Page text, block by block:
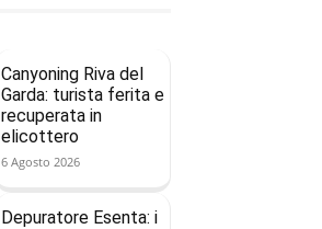
Canyoning Riva del
Garda: turista ferita e
recuperata in
elicottero
6 Agosto 2026
Depuratore Esenta: i